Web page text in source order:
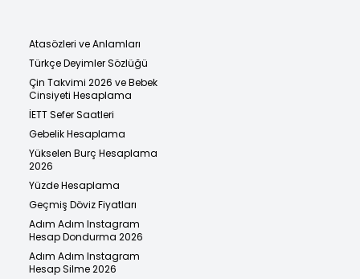
Atasözleri ve Anlamları
Türkçe Deyimler Sözlüğü
Çin Takvimi 2026 ve Bebek
Cinsiyeti Hesaplama
İETT Sefer Saatleri
Gebelik Hesaplama
Yükselen Burç Hesaplama
2026
Yüzde Hesaplama
Geçmiş Döviz Fiyatları
Adım Adım Instagram
Hesap Dondurma 2026
Adım Adım Instagram
Hesap Silme 2026